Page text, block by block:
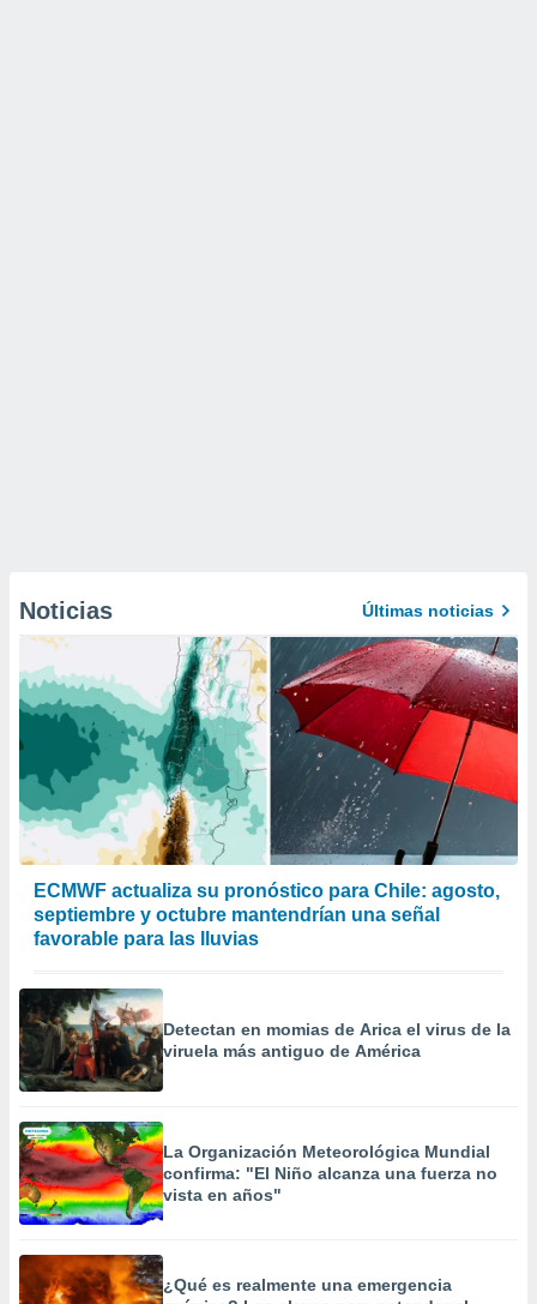
Noticias Últimas noticias
ECMWF actualiza su pronóstico para Chile: agosto,
septiembre y octubre mantendrían una señal
favorable para las lluvias
Detectan en momias de Arica el virus de la
viruela más antiguo de América
La Organización Meteorológica Mundial
confirma: "El Niño alcanza una fuerza no
vista en años"
¿Qué es realmente una emergencia